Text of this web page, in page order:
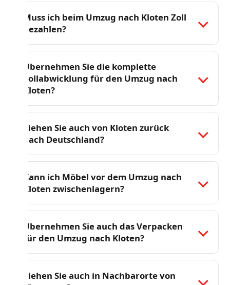
Muss ich beim Umzug nach Kloten Zoll
bezahlen?
Übernehmen Sie die komplette
Zollabwicklung für den Umzug nach
Kloten?
Ziehen Sie auch von Kloten zurück
nach Deutschland?
Kann ich Möbel vor dem Umzug nach
Kloten zwischenlagern?
Übernehmen Sie auch das Verpacken
für den Umzug nach Kloten?
Ziehen Sie auch in Nachbarorte von